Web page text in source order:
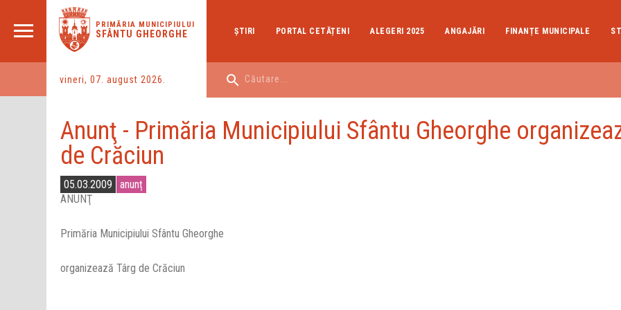
PRIMĂRIA MUNICIPIULUI
SFÂNTU GHEORGHE
vineri, 07. august 2026.
ŞTIRI PORTAL CETĂȚENI ALEGERI 2025 ANGAJĂRI FINANȚE MUNICIPALE
Anunţ - Primăria Municipiului Sfântu Gheorghe
de Crăciun
05.03.2009
anunț
ANUNŢ
Primăria Municipiului Sfântu Gheorghe
organizează Târg de Crăciun